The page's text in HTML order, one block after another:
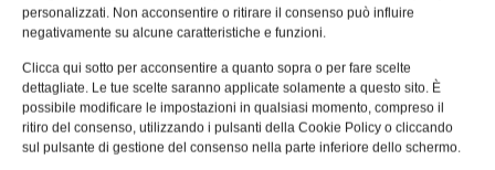
personalizzati. Non acconsentire o ritirare il consenso può influire
negativamente su alcune caratteristiche e funzioni.
Clicca qui sotto per acconsentire a quanto sopra o per fare scelte
dettagliate. Le tue scelte saranno applicate solamente a questo sito. È
possibile modificare le impostazioni in qualsiasi momento, compreso il
ritiro del consenso, utilizzando i pulsanti della Cookie Policy o cliccando
sul pulsante di gestione del consenso nella parte inferiore dello schermo.
e proprio ente formatore.
Novello Brunoro 29/03/2021
EDICOLA WEB